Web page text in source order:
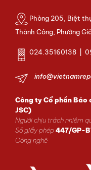
Phòng 205, Biệt
Thành Công, Phường
024.35160138 |
Công ty Cổ phần
JSC)
Người chịu trách nhiệm
Số giấy phép447/GP-
Công nghệ